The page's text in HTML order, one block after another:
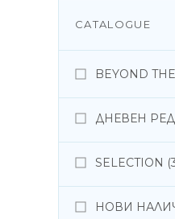
CATALOGUE
BEYOND
ДНЕВЕН РЕД
SELECTION
НОВИ